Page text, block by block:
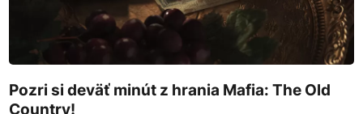
Pozri si deväť minút z hrania Mafia: The Old
Country!